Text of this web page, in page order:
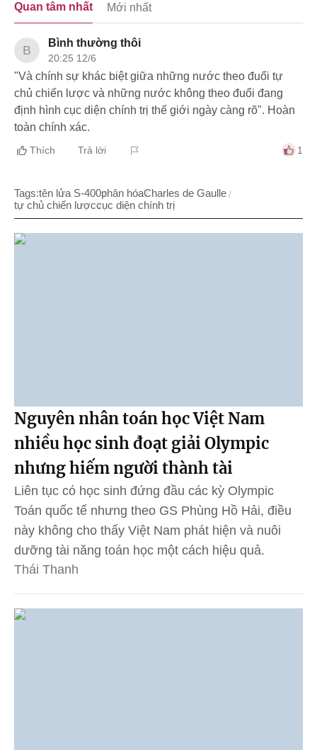
Quan tâm nhất Mới nhất
B Bình thường thôi
20:25 12/6
"Và chính sự khác biệt giữa những nước theo đuổi tự
chủ chiến lược và những nước không theo đuổi đang
định hình cục diện chính trị thế giới ngày càng rõ". Hoàn
toàn chính xác.
Thích Trả lời 1
Tags:tên lửa S-400phân hóaCharles de Gaulle
tự chủ chiến lượccục diện chính trị
Nguyên nhân toán học Việt Nam
nhiều học sinh đoạt giải Olympic
nhưng hiếm người thành tài
Liên tục có học sinh đứng đầu các kỳ Olympic
Toán quốc tế nhưng theo GS Phùng Hồ Hải, điều
này không cho thấy Việt Nam phát hiện và nuôi
dưỡng tài năng toán học một cách hiệu quả.
Thái Thanh